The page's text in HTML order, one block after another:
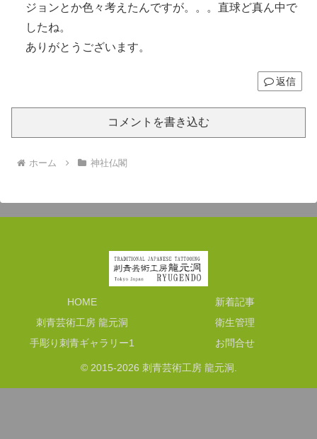
ジョンとか色々考えたんですが。。。直球ど真ん中で
したね。
ありがとうございます。
返信
コメントを書き込む
ホーム 神社仏閣
HOME
新着記事
刺青芸術工房 龍元洞
衛生管理
手彫り刺青ギャラリー1
お問合せ
© 2015-2026 刺青芸術工房 龍元洞.